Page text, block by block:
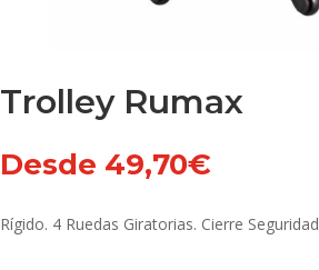
Trolley Rumax
Desde 49,70€
Rígido. 4 Ruedas Giratorias. Cierre Seguridad